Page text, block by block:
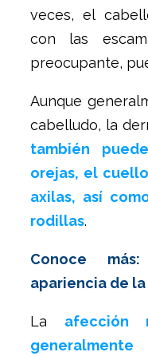
veces, el
con las
preocupante,
Aunque
cabelludo, la
también
orejas, el
axilas, así
rodillas.
Conoce
apariencia de
La afección